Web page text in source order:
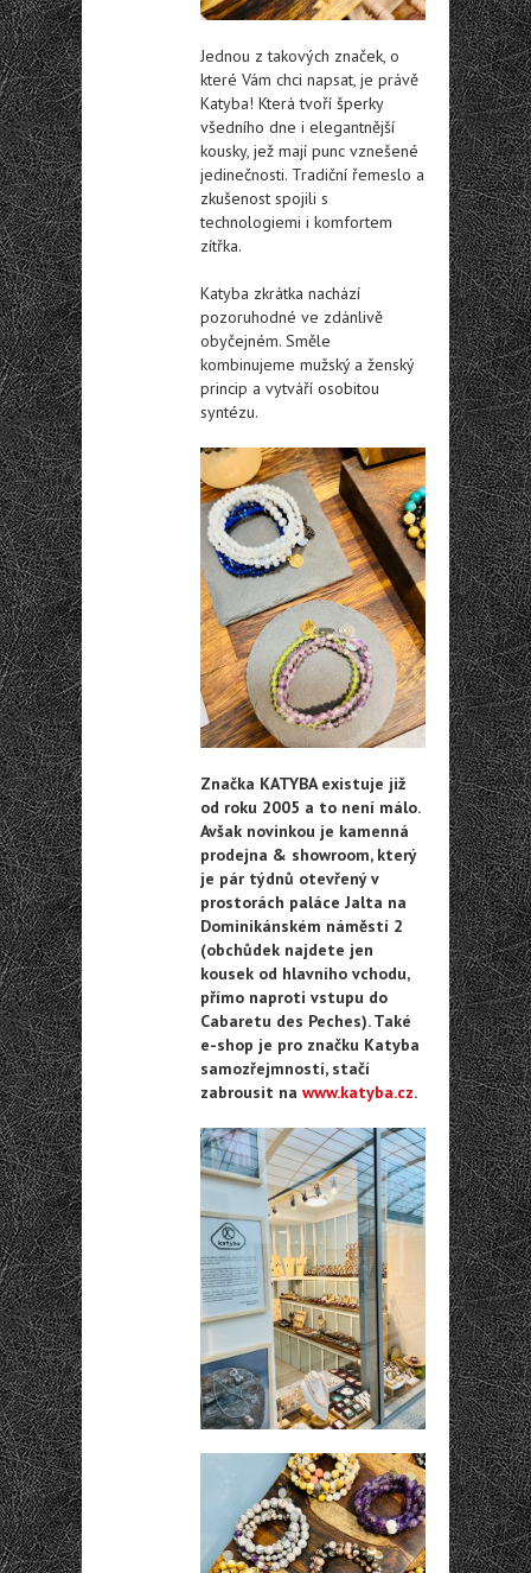
Jednou z takových značek, o
které Vám chci napsat, je právě
Katyba! Která tvoří šperky
všedního dne i elegantnější
kousky, jež mají punc vznešené
jedinečnosti. Tradiční řemeslo a
zkušenost spojili s
technologiemi i komfortem
zítřka.
Katyba zkrátka nachází
pozoruhodné ve zdánlivě
obyčejném. Směle
kombinujeme mužský a ženský
princip a vytváří osobitou
syntézu.
Značka KATYBA existuje již
od roku 2005 a to není málo.
Avšak novinkou je kamenná
prodejna & showroom, který
je pár týdnů otevřený v
prostorách paláce Jalta na
Dominikánském náměstí 2
(obchůdek najdete jen
kousek od hlavního vchodu,
přímo naproti vstupu do
Cabaretu des Peches). Také
e-shop je pro značku Katyba
samozřejmností, stačí
zabrousit na www.katyba.cz.